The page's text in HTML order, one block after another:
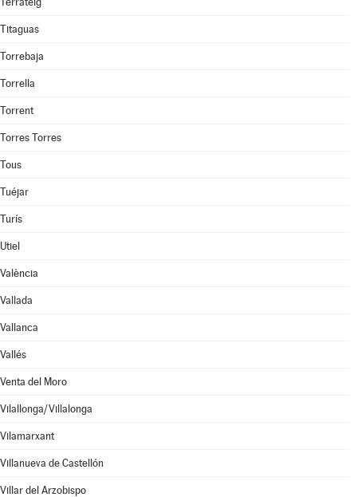
Titaguas
Torrebaja
Torrella
Torrent
Torres Torres
Tous
Tuéjar
Turís
Utiel
València
Vallada
Vallanca
Vallés
Venta del Moro
Vilallonga/Villalonga
Vilamarxant
Villanueva de Castellón
Villar del Arzobispo